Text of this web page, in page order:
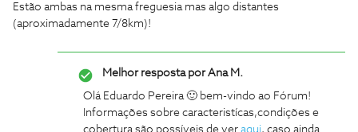
Estão ambas na mesma freguesia mas algo distantes
(aproximadamente 7/8km)!
Melhor resposta porAna M.
Olá Eduardo Pereira 🙂 bem-vindo ao Fórum!
Informações sobre caracteristícas,condições e
cobertura são possíveis de ver aqui, caso ainda